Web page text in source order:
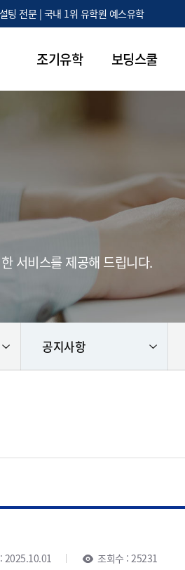
팅 전문 | 국내 1위 유학원 예스유학
조기유학 보딩스쿨
서비스를 제공해 드립니다.
공지사항
2025.10.01 조회수 : 25231